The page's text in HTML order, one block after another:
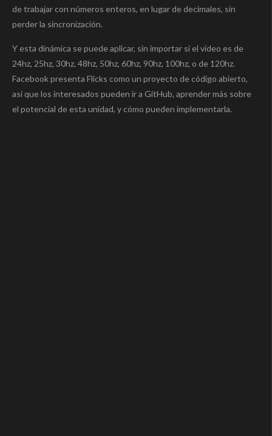
de trabajar con números enteros, en lugar de decimales, sin
perder la sincronización.
Y esta dinámica se puede aplicar, sin importar si el video es de
24hz, 25hz, 30hz, 48hz, 50hz, 60hz, 90hz, 100hz, o de 120hz.
Facebook presenta Flicks como un proyecto de código abierto,
así que los interesados pueden ir a GitHub, aprender más sobre
el potencial de esta unidad, y cómo pueden implementarla.